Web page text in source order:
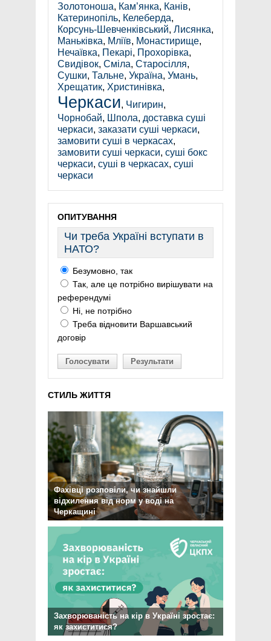
Золотоноша, Кам’янка, Канів,
Катеринопіль, Келеберда,
Корсунь-Шевченківський, Лисянка,
Маньківка, Мліїв, Монастирище,
Нечаївка, Пекарі, Прохорівка,
Свидівок, Сміла, Старосілля,
Сушки, Тальне, Україна, Умань,
Хрещатик, Христинівка,
Черкаси, Чигирин,
Чорнобай, Шпола, доставка суші
черкаси, заказати суші черкаси,
замовити суші в черкасах,
замовити суші черкаси, суші бокс
черкаси, суші в черкасах, суші
черкаси
ОПИТУВАННЯ
Чи треба Україні вступати в
НАТО?
Безумовно, так
Так, але це потрібно вирішувати на
референдумі
Ні, не потрібно
Треба відновити Варшавський
договір
Голосувати Результати
СТИЛЬ ЖИТТЯ
Фахівці розповіли, чи знайшли
відхилення від норм у воді на
Черкащині
Захворюваність на кір в Україні зростає:
як захиститися?